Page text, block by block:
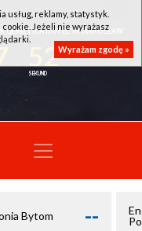
QEMETICA NOTEĆ INOWROCŁAW
52
Bytom --
usług, reklamy, statystyk.
Jeżeli nie wyrażasz
Wyrażam zgodę »